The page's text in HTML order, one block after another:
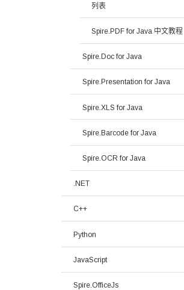
列表
Spire.PDF for Java 中文教程
Spire.Doc for Java
Spire.Presentation for Java
Spire.XLS for Java
Spire.Barcode for Java
Spire.OCR for Java
.NET
C++
Python
JavaScript
Spire.OfficeJs